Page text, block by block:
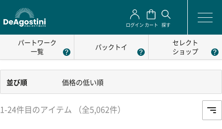
ログイン カート 探す
パートワーク
一覧
パックトイ
セレクト
ショップ
並び順 価格の低い順
1-24件目のアイテム （全5,062件）